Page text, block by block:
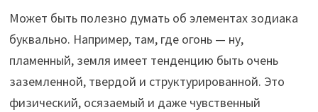
Может быть полезно думать об элементах зодиака
буквально. Например, там, где огонь — ну,
пламенный, земля имеет тенденцию быть очень
заземленной, твердой и структурированной. Это
физический, осязаемый и даже чувственный